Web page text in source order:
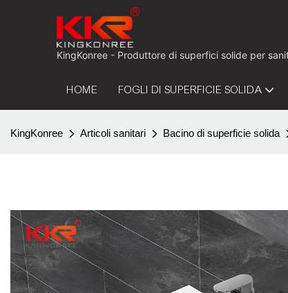
KingKonree - Produttore di superfici solide per
HOME FOGLI DI SUPERFICIE SOLIDA
KingKonree Articoli sanitari Bacino di superficie solida